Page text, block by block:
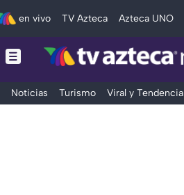
en vivo TV Azteca Azteca UNO
Noticias Turismo Viral y Tendencia